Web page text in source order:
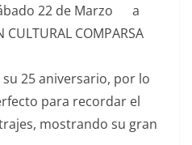
22 de Marzo
a
COMPARSA
25 aniversario, por lo
para recordar el
mostrando su gran